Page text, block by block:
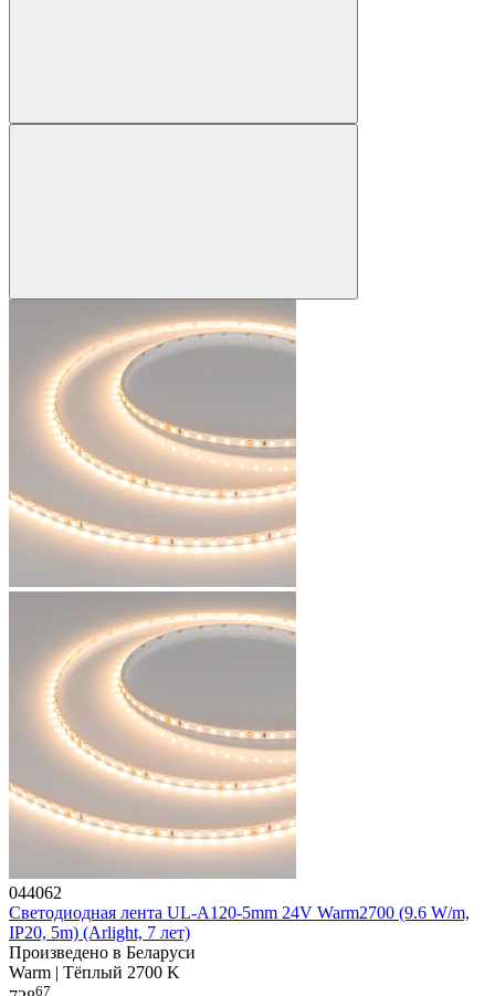
044062
Светодиодная лента UL-A120-5mm 24V Warm2700 (9.6 W/m,
IP20, 5m) (Arlight, 7 лет)
Произведено в Беларуси
Warm | Тёплый 2700 K
67